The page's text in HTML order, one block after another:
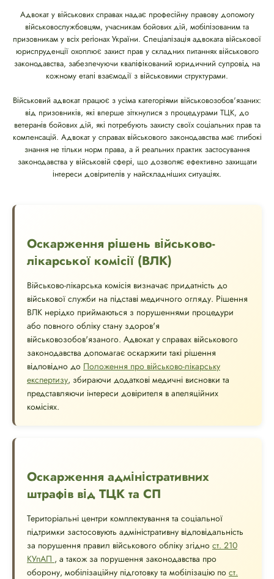
Адвокат у військових справах надає професійну правову допомогу
військовослужбовцям, учасникам бойових дій, мобілізованим та
призовникам у всіх регіонах України. Спеціалізація адвоката військової
юриспруденції охоплює захист прав у складних питаннях військового
законодавства, забезпечуючи кваліфікований юридичний супровід на
кожному етапі взаємодії з військовими структурами.
Військовий адвокат працює з усіма категоріями військовозобов'язаних:
від призовників, які вперше зіткнулися з процедурами ТЦК, до
ветеранів бойових дій, які потребують захисту своїх соціальних прав та
компенсацій. Адвокат у справах військового законодавства має глибокі
знання не тільки норм права, а й реальних практик застосування
законодавства у військовій сфері, що дозволяє ефективно захищати
інтереси довірителів у найскладніших ситуаціях.
Оскарження рішень військово-
лікарської комісії (ВЛК)
Військово-лікарська комісія визначає придатність до
військової служби на підставі медичного огляду. Рішення
ВЛК нерідко приймаються з порушеннями процедури
або повного обліку стану здоров'я
військовозобов'язаного. Адвокат у справах військового
законодавства допомагає оскаржити такі рішення
відповідно до Положення про військово-лікарську
експертизу, збираючи додаткові медичні висновки та
представляючи інтереси довірителя в апеляційних
комісіях.
Оскарження адміністративних
штрафів від ТЦК та СП
Територіальні центри комплектування та соціальної
підтримки застосовують адміністративну відповідальність
за порушення правил військового обліку згідно ст. 210
КУпАП , а також за порушення законодавства про
оборону, мобілізаційну підготовку та мобілізацію по ст.